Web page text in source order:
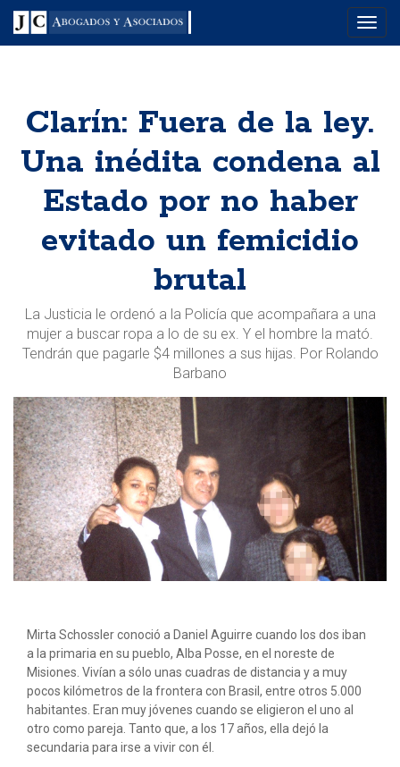
Menu
Clarín: Fuera de la ley.
Una inédita condena al
Estado por no haber
evitado un femicidio
brutal
La Justicia le ordenó a la Policía que acompañara a una
mujer a buscar ropa a lo de su ex. Y el hombre la mató.
Tendrán que pagarle $4 millones a sus hijas. Por Rolando
Barbano
Mirta Schossler conoció a Daniel Aguirre cuando los dos iban
a la primaria en su pueblo, Alba Posse, en el noreste de
Misiones. Vivían a sólo unas cuadras de distancia y a muy
pocos kilómetros de la frontera con Brasil, entre otros 5.000
habitantes. Eran muy jóvenes cuando se eligieron el uno al
otro como pareja. Tanto que, a los 17 años, ella dejó la
secundaria para irse a vivir con él.